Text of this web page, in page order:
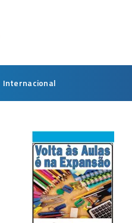
Internacional